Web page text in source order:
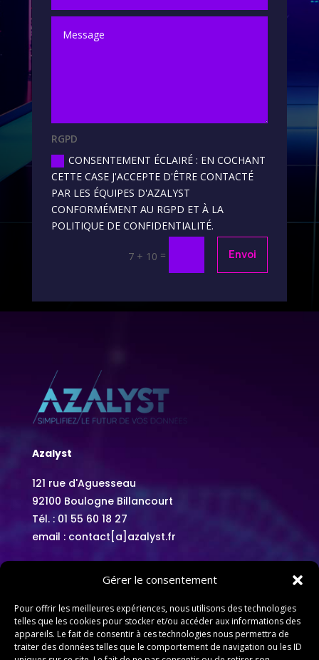
Gérer le consentement
Pour offrir les meilleures expériences, nous utilisons des technologies
telles que les cookies pour stocker et/ou accéder aux informations des
appareils. Le fait de consentir à ces technologies nous permettra de
traiter des données telles que le comportement de navigation ou les ID
RGPD
CONSENTEMENT ÉCLAIRÉ : EN COCHANT
CETTE CASE J'ACCEPTE D'ÊTRE CONTACTÉ
PAR LES ÉQUIPES D'AZALYST
CONFORMÉMENT AU RGPD ET À LA
POLITIQUE DE CONFIDENTIALITÉ.
7 + 10 = Envoi
Azalyst
121 rue d'Aguesseau
92100 Boulogne Billancourt
Tél. : 01 55 60 18 27
email : contact[a]azalyst.fr
A propos
Politique de confidentialité